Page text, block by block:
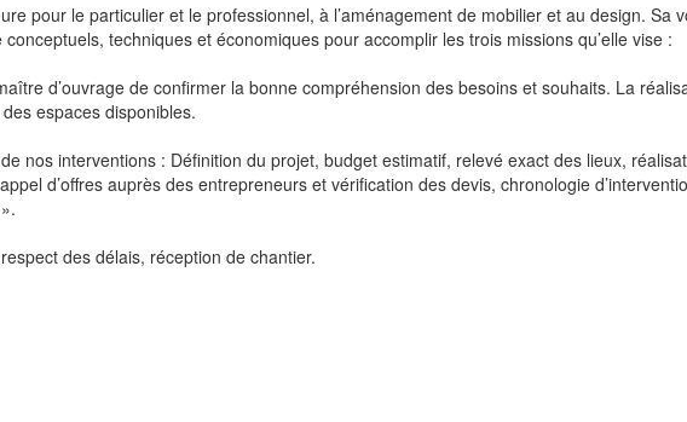
pour le particulier et le professionnel, à l’aménagement de mobilier et au design. Sa
techniques et économiques pour accomplir les trois missions qu’elle vise :
d’ouvrage de confirmer la bonne compréhension des besoins et souhaits. La
espaces disponibles.
nos interventions : Définition du projet, budget estimatif, relevé exact des lieux,
d’offres auprès des entrepreneurs et vérification des devis, chronologie
des délais, réception de chantier.